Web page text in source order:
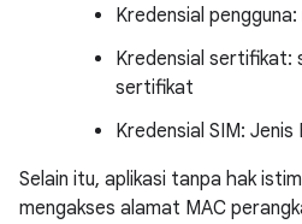
Kredensial
Kredensial sertifikat:
sertifikat
Kredensial SIM: Jenis
Selain itu, aplikasi tanpa hak
mengakses alamat MAC